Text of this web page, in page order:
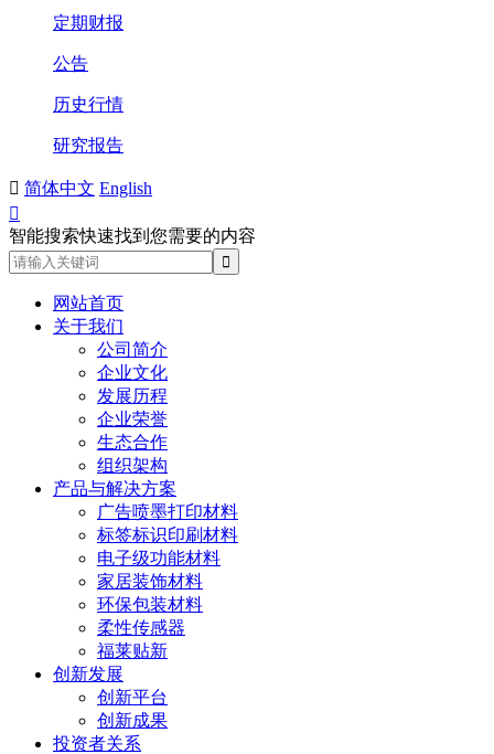
定期财报
公告
历史行情
研究报告
 简体中文 English

智能搜索快速找到您需要的内容
网站首页
关于我们
公司简介
企业文化
发展历程
企业荣誉
生态合作
组织架构
产品与解决方案
广告喷墨打印材料
标签标识印刷材料
电子级功能材料
家居装饰材料
环保包装材料
柔性传感器
福莱贴新
创新发展
创新平台
创新成果
投资者关系